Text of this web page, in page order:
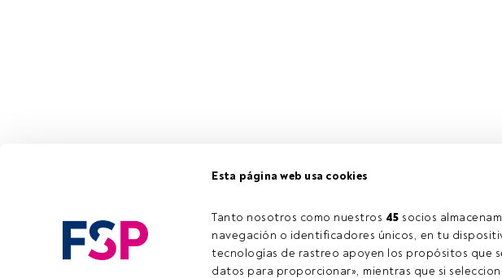
Esta página web usa cookies
Tanto nosotros como nuestros 45 socios
navegación o identificadores únicos, en tu
tecnologías de rastreo apoyen los propósitos que
datos para proporcionar», mientras que si